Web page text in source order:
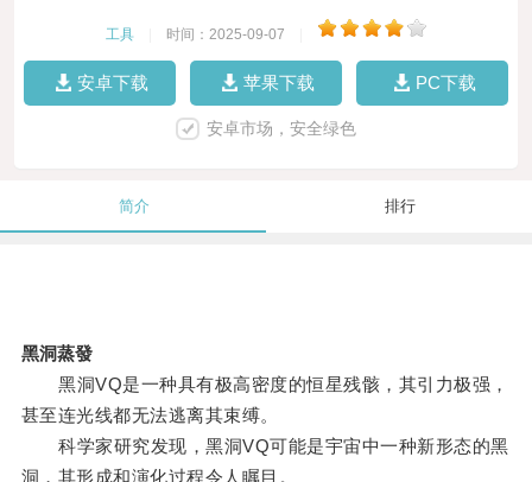
工具 时间：2025-09-07
安卓下载 苹果下载 PC下载
安卓市场，安全绿色
简介 排行
黑洞蒸發
黑洞VQ是一种具有极高密度的恒星残骸，其引力极强，
甚至连光线都无法逃离其束缚。
科学家研究发现，黑洞VQ可能是宇宙中一种新形态的黑
洞，其形成和演化过程令人瞩目。